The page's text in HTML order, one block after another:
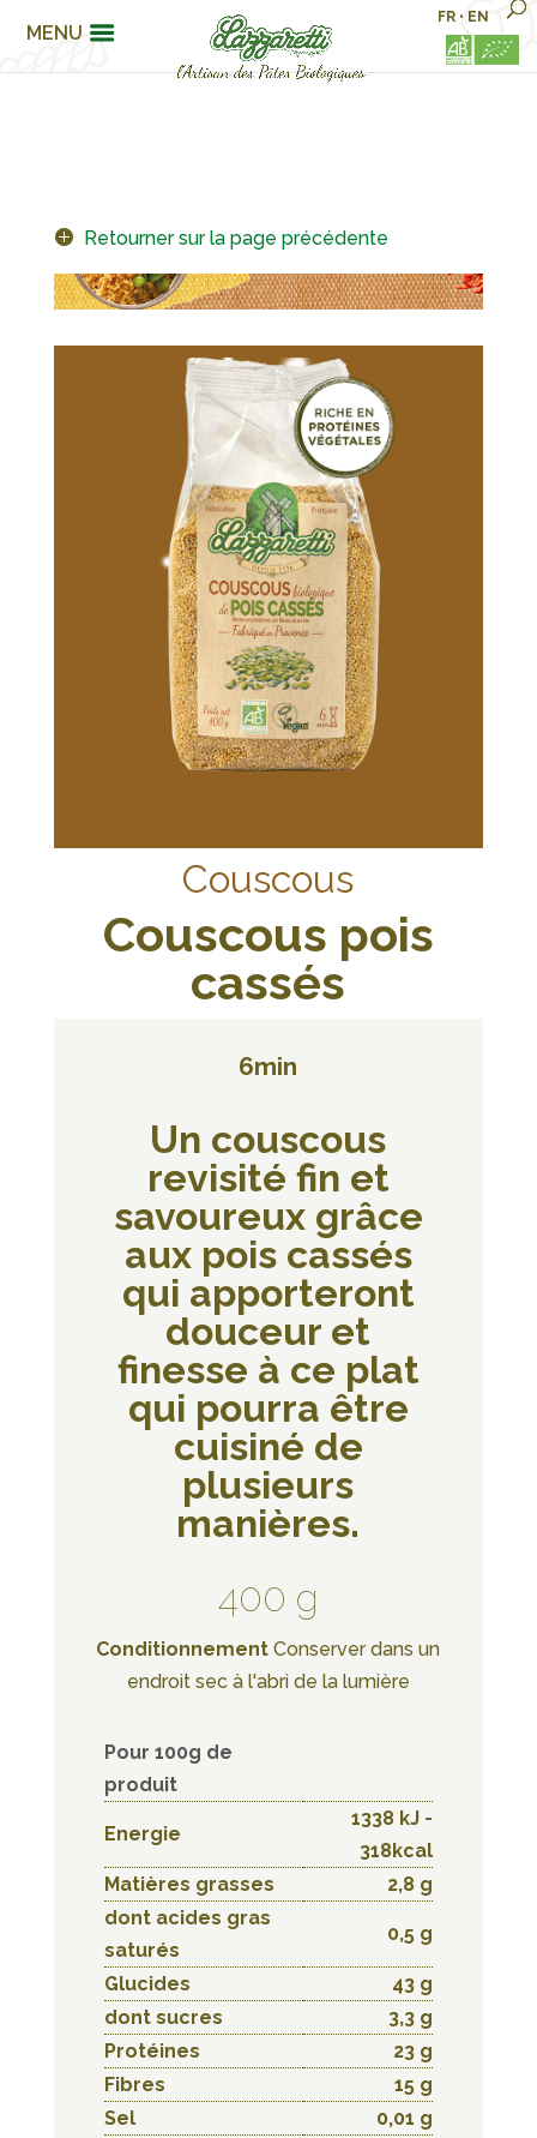
MENU
FR • EN
Retourner sur la page précédente
Couscous
Couscous pois
cassés
6min
Un couscous
revisité fin et
savoureux grâce
aux pois cassés
qui apporteront
douceur et
finesse à ce plat
qui pourra être
cuisiné de
plusieurs
manières.
400 g
ConditionnementConserver dans un
endroit sec à l'abri de la lumière
Pour 100g de
produit
Energie
1338 kJ -
318kcal
Matières grasses
2,8 g
dont acides gras
saturés
0,5 g
Glucides
43 g
dont sucres
3,3 g
Protéines
23 g
Fibres
15 g
Sel
0,01 g